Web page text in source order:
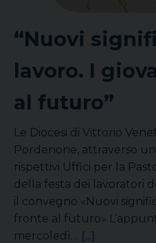
“Nuovi
lavoro. I
al futuro”
Le Diocesi di Vittorio
Pordenone, attraverso
rispettivi Uffici per la
della festa dei lavoratori
il convegno «Nuovi
fronte al futuro»
mercoledì… [...]